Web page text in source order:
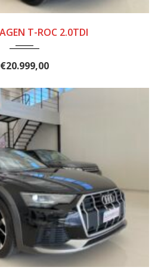
T-ROC 2.0TDI
€20.999,00